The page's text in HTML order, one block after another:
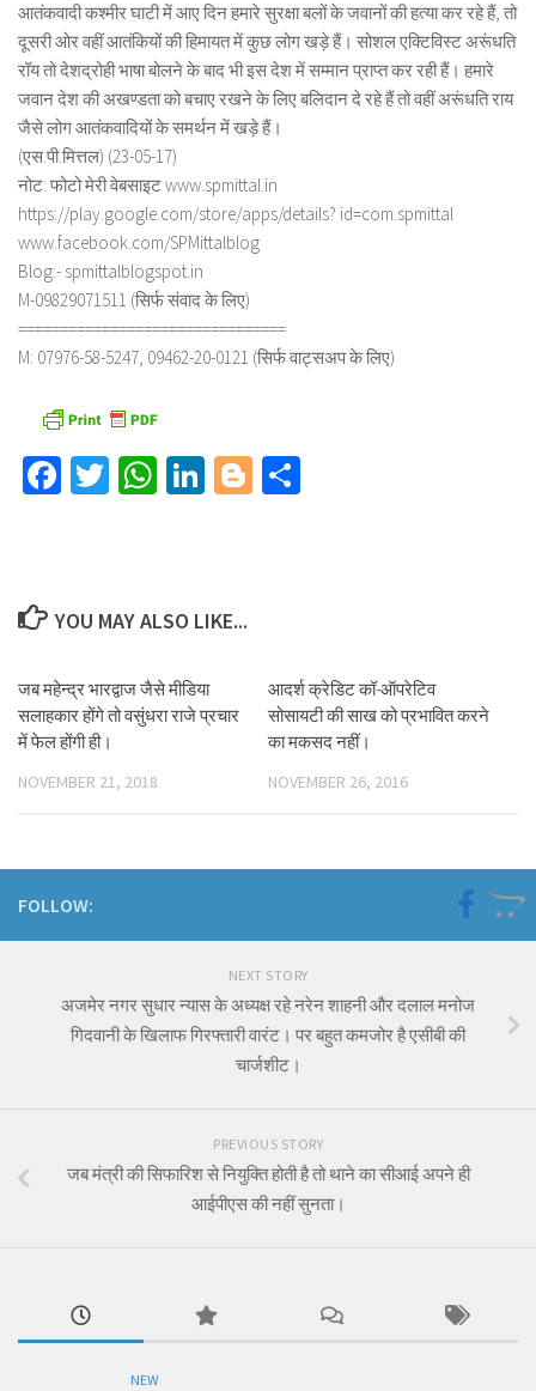
आतंकवादी कश्मीर घाटी में आए दिन हमारे सुरक्षा बलों के जवानों की हत्या कर रहे हैं, तो
दूसरी ओर वहीं आतंकियों की हिमायत में कुछ लोग खड़े हैं। सोशल एक्टिविस्ट अरूंधति
रॉय तो देशद्रोही भाषा बोलने के बाद भी इस देश में सम्मान प्राप्त कर रही हैं। हमारे
जवान देश की अखण्डता को बचाए रखने के लिए बलिदान दे रहे हैं तो वहीं अरूंधति राय
जैसे लोग आतंकवादियों के समर्थन में खड़े हैं।
(एस.पी.मित्तल) (23-05-17)
नोट: फोटो मेरी वेबसाइट www.spmittal.in
https://play.google.com/store/apps/details? id=com.spmittal
www.facebook.com/SPMittalblog
Blog:- spmittalblogspot.in
M-09829071511 (सिर्फ संवाद के लिए)
================================
M: 07976-58-5247, 09462-20-0121 (सिर्फ वाट्सअप के लिए)
Facebook
TwitterWhatsApp
LinkedIn
Blogger
YOU MAY ALSO LIKE...
जब महेन्द्र भारद्वाज जैसे मीडिया
सलाहकार होंगे तो वसुंधरा राजे प्रचार
में फेल होंगी ही।
NOVEMBER 21, 2018
आदर्श क्रेडिट कॉ-ऑपरेटिव
सोसायटी की साख को प्रभावित करने
का मकसद नहीं।
NOVEMBER 26, 2016
FOLLOW:
NEXT STORY
अजमेर नगर सुधार न्यास के अध्यक्ष रहे नरेन शाहनी और दलाल मनोज
गिदवानी के खिलाफ गिरफ्तारी वारंट। पर बहुत कमजोर है एसीबी की
चार्जशीट।
PREVIOUS STORY
जब मंत्री की सिफारिश से नियुक्ति होती है तो थाने का सीआई अपने ही
आईपीएस की नहीं सुनता।
NEW